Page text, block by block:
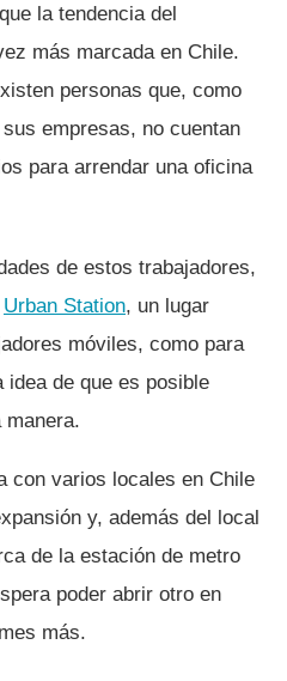
la tendencia del
más marcada en Chile.
personas que, como
empresas, no cuentan
para arrendar una oficina
de estos trabajadores,
Urban Station, un lugar
móviles, como para
idea de que es posible
manera.
con varios locales en Chile
y, además del local
de la estación de metro
poder abrir otro en
más.